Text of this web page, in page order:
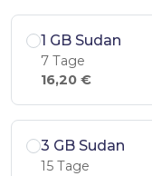
1 GB Sudan
7 Tage
16,20 €
3 GB Sudan
15 Tage